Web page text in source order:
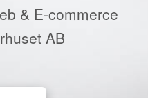
& E-commerce
AB